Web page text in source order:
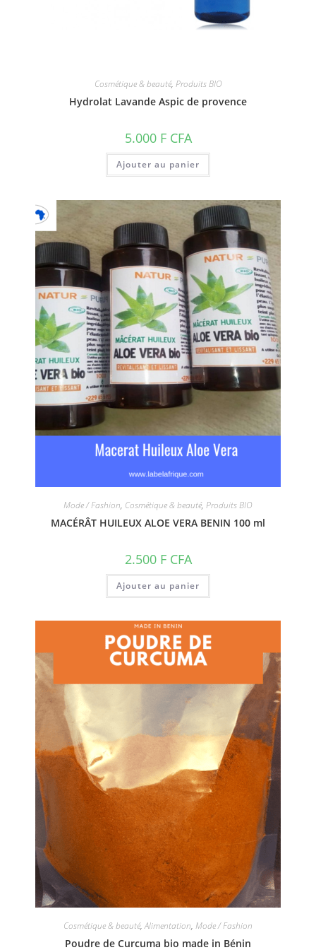
Cosmétique & beauté, Produits BIO
Hydrolat Lavande Aspic de provence
5.000 F CFA
Ajouter au panier
Mode / Fashion, Cosmétique & beauté, Produits BIO
MACÉRÂT HUILEUX ALOE VERA BENIN 100 ml
2.500 F CFA
Ajouter au panier
Cosmétique & beauté,Alimentation, Mode / Fashion
Poudre de Curcuma bio made in Bénin